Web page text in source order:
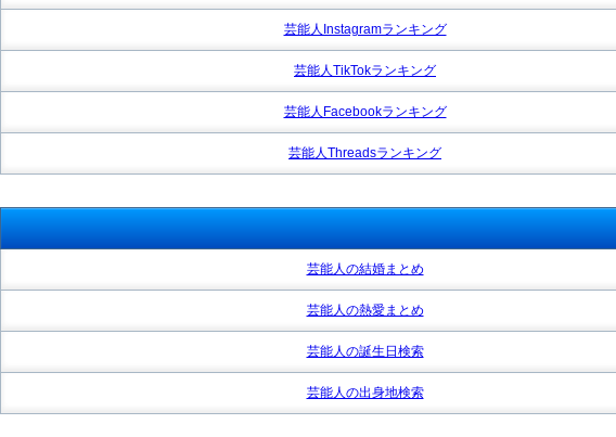
芸能人Instagramランキング
芸能人TikTokランキング
芸能人Facebookランキング
芸能人Threadsランキング
芸能人の結婚まとめ
芸能人の熱愛まとめ
芸能人の誕生日検索
芸能人の出身地検索